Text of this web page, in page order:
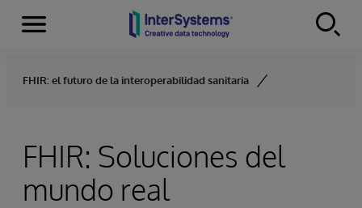
Skip to content
Secciones
FHIR: el futuro de la interoperabilidad sanitaria
FHIR: Soluciones del
mundo real